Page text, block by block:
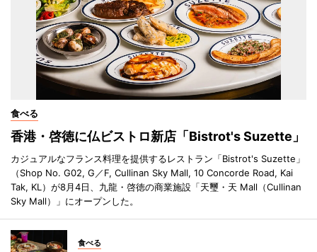
食べる
香港・啓徳に仏ビストロ新店「Bistrot's Suzette」
カジュアルなフランス料理を提供するレストラン「Bistrot's Suzette」
（Shop No. G02, G／F, Cullinan Sky Mall, 10 Concorde Road, Kai
Tak, KL）が8月4日、九龍・啓徳の商業施設「天璽・天 Mall（Cullinan
Sky Mall）」にオープンした。
食べる